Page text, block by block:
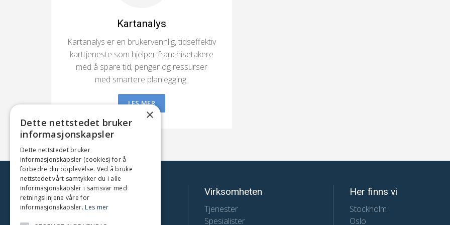
Kartanalys
Kartanalys er en brukervennlig, tidseffektiv
karttjeneste som hjelper franchisetakere
med å spare tid, penger og ressurser
med smartere planlegging.
LES MER
FranchiseArkitekt
Telefon:
Virksomheten
Tjenester
Spesialister
Her finns vi
Stockholm
Oslo
×
Dette nettstedet bruker
informasjonskapsler
Dette nettstedet bruker
informasjonskapsler (cookies) for å
forbedre din opplevelse. Ved å bruke
nettstedet vårt samtykker du i alle
informasjonskapsler i samsvar med
retningslinjene våre for
informasjonskapsler. Les mer